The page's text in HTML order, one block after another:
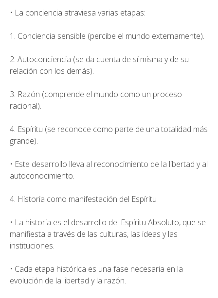
• La conciencia atraviesa varias etapas:
1. Conciencia sensible (percibe el mundo externamente).
2. Autoconciencia (se da cuenta de sí misma y de su
relación con los demás).
3. Razón (comprende el mundo como un proceso
racional).
4. Espíritu (se reconoce como parte de una totalidad más
grande).
• Este desarrollo lleva al reconocimiento de la libertad y al
autoconocimiento.
4. Historia como manifestación del Espíritu
• La historia es el desarrollo del Espíritu Absoluto, que se
manifiesta a través de las culturas, las ideas y las
instituciones.
• Cada etapa histórica es una fase necesaria en la
evolución de la libertad y la razón.